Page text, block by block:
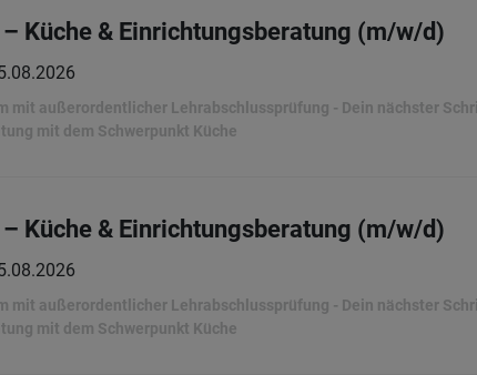
Küche & Einrichtungsberatung (m/w/d)
mit außerordentlicher Lehrabschlussprüfung - Dein nächster
mit dem Schwerpunkt Küche
Küche & Einrichtungsberatung (m/w/d)
mit außerordentlicher Lehrabschlussprüfung - Dein nächster
mit dem Schwerpunkt Küche